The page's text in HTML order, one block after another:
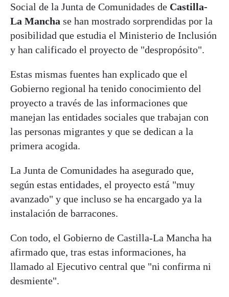
Social de la Junta de Comunidades de Castilla-
La Mancha se han mostrado sorprendidas por la
posibilidad que estudia el Ministerio de Inclusión
y han calificado el proyecto de "despropósito".
Estas mismas fuentes han explicado que el
Gobierno regional ha tenido conocimiento del
proyecto a través de las informaciones que
manejan las entidades sociales que trabajan con
las personas migrantes y que se dedican a la
primera acogida.
La Junta de Comunidades ha asegurado que,
según estas entidades, el proyecto está "muy
avanzado" y que incluso se ha encargado ya la
instalación de barracones.
Con todo, el Gobierno de Castilla-La Mancha ha
afirmado que, tras estas informaciones, ha
llamado al Ejecutivo central que "ni confirma ni
desmiente".